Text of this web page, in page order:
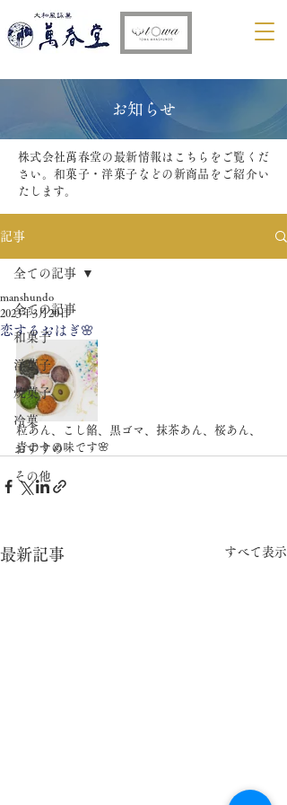
​お知らせ
株式会社萬春堂の最新情報はこちらをご覧くだ
さい。和菓子・洋菓子などの新商品をご紹介い
たします。
記事
全ての記事
和菓子
洋菓子
焼菓子
冷菓
おすすめ
その他
全ての記事
恋するおはぎ🌸
manshundo
2023年3月20日
粒あん、こし餡、黒ゴマ、抹茶あん、桜あん、
青のりの味です🌸
最新記事 すべて表示